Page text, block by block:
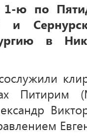
ю по
и
в
Питирим